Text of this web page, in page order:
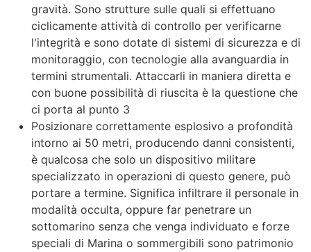
gravità. Sono strutture sulle quali si effettuano
ciclicamente attività di controllo per verificarne
l'integrità e sono dotate di sistemi di sicurezza e di
monitoraggio, con tecnologie alla avanguardia in
termini strumentali. Attaccarli in maniera diretta e
con buone possibilità di riuscita è la questione che
ci porta al punto 3
Posizionare correttamente esplosivo a profondità
intorno ai 50 metri, producendo danni consistenti,
è qualcosa che solo un dispositivo militare
specializzato in operazioni di questo genere, può
portare a termine. Significa infiltrare il personale in
modalità occulta, oppure far penetrare un
sottomarino senza che venga individuato e forze
speciali di Marina o sommergibili sono patrimonio